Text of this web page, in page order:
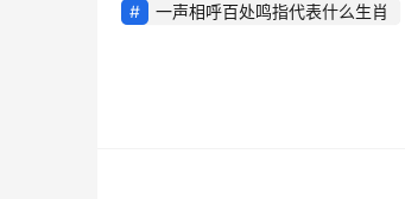
一声相呼百处鸣指代表什么生肖